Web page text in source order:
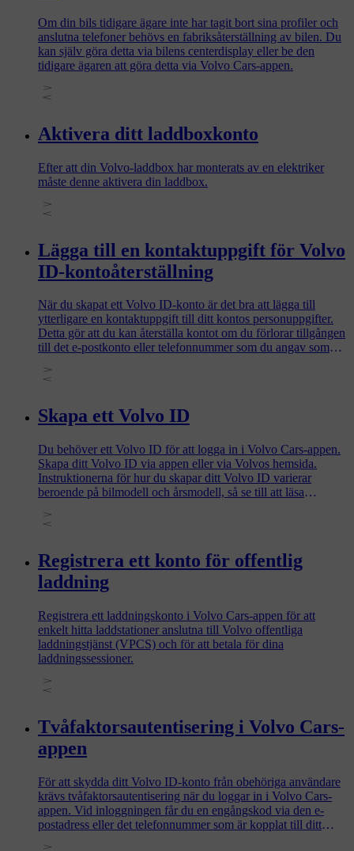
Om din bils tidigare ägare inte har tagit bort sina profiler och
anslutna telefoner behövs en fabriksåterställning av bilen. Du
kan själv göra detta via bilens centerdisplay eller be den
tidigare ägaren att göra detta via Volvo Cars-appen.
Aktivera ditt laddboxkonto
Efter att din Volvo-laddbox har monterats av en elektriker
måste denne aktivera din laddbox.
Lägga till en kontaktuppgift för Volvo
ID-kontoåterställning
När du skapat ett Volvo ID-konto är det bra att lägga till
ytterligare en kontaktuppgift till ditt kontos personuppgifter.
Detta gör att du kan återställa kontot om du förlorar tillgången
till det e-postkonto eller telefonnummer som du angav som
också att du inte behöver skapa ett nytt Volvo ID-konto och
Skapa ett Volvo ID
Du behöver ett Volvo ID för att logga in i Volvo Cars-appen.
Skapa ditt Volvo ID via appen eller via Volvos hemsida.
Instruktionerna för hur du skapar ditt Volvo ID varierar
beroende på bilmodell och årsmodell, så se till att läsa
Registrera ett konto för offentlig
laddning
Registrera ett laddningskonto i Volvo Cars-appen för att
enkelt hitta laddstationer anslutna till Volvo offentliga
laddningstjänst (VPCS) och för att betala för dina
laddningssessioner.
Tvåfaktorsautentisering i Volvo Cars-
appen
För att skydda ditt Volvo ID-konto från obehöriga användare
krävs tvåfaktorsautentisering när du loggar in i Volvo Cars-
appen. Vid inloggningen får du en engångskod via den e-
postadress eller det telefonnummer som är kopplat till ditt